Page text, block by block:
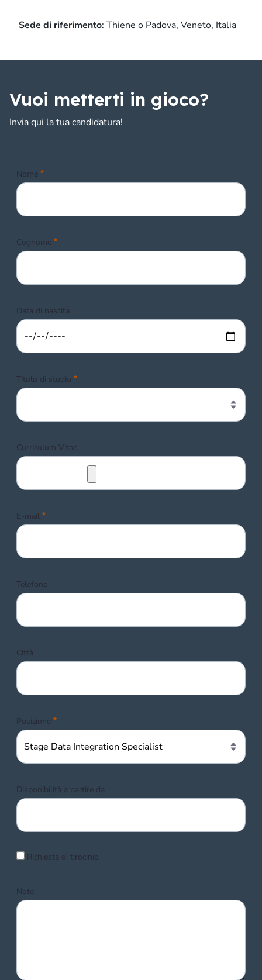
Sede di riferimento: Thiene o Padova, Veneto, Italia
Vuoi metterti in gioco?
Invia qui la tua candidatura!
Nome Obbligatorio
Cognome Obbligatorio
Data di nascita
Titolo di studio Obbligatorio
Curriculum Vitae
E-mail Obbligatorio
Telefono
Città
Posizione Obbligatorio
Disponibilità a partire da
Richiesta di tirocinio
Note